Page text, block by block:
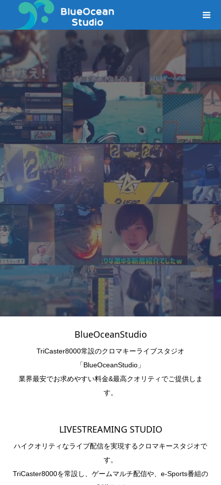
BlueOceanStudio
TriCaster8000常設のクロマキーライブスタジオ
「BlueOceanStudio」
業界最安でお求めやすい料金&最高クオリティでご提供しま
す。
LIVESTREAMING STUDIO
ハイクオリティなライブ配信を実現するクロマキースタジオで
す。
TriCaster8000を常設し、ゲームマルチ配信や、e-Sports番組の